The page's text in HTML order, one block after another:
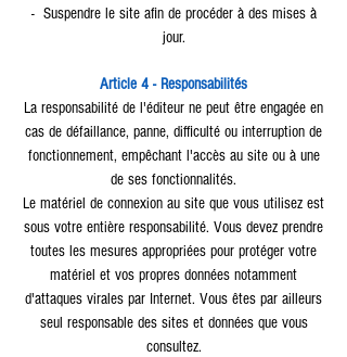
- Suspendre le site afin de procéder à des mises à
jour.
Article 4 - Responsabilités
La responsabilité de l'éditeur ne peut être engagée en
cas de défaillance, panne, difficulté ou interruption de
fonctionnement, empêchant l'accès au site ou à une
de ses fonctionnalités.
Le matériel de connexion au site que vous utilisez est
sous votre entière responsabilité. Vous devez prendre
toutes les mesures appropriées pour protéger votre
matériel et vos propres données notamment
d'attaques virales par Internet. Vous êtes par ailleurs
seul responsable des sites et données que vous
consultez.